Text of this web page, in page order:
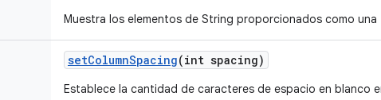
Muestra los elementos de String proporcionados como
setColumnSpacing(int spacing)
Establece la cantidad de caracteres de espacio en blanco